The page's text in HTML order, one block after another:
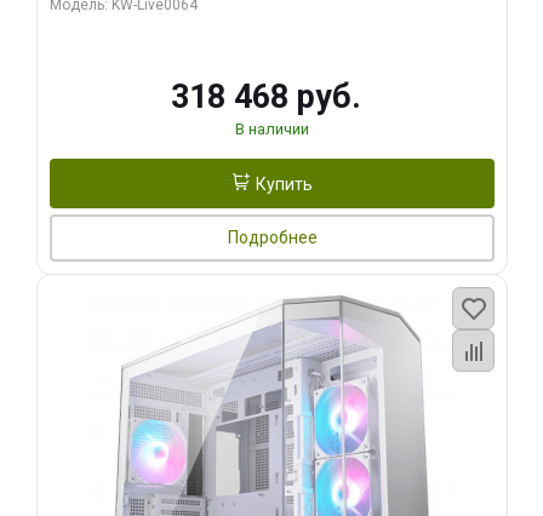
Модель: KW-Live0064
318 468 руб.
В наличии
Купить
Подробнее